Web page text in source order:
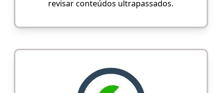
revisar conteúdos ultrapassados.